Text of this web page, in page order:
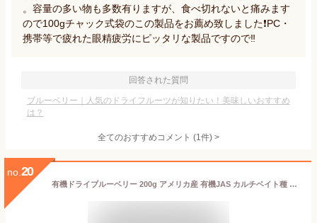
。容量の多い物も多数有りますが、食べ切れないと痛みます
ので100gチャック式袋のこの製品をお薦め致しました❗️PC・
携帯等で疲れた眼精疲労にピッタリな製品ですので‼️
回答された質問
ブルーベリー｜人気のドライフルーツが知りたい！美味しいおすすめ
は？
全てのおすすめコメント (1件) >
no. 20
有機ドライブルーベリー 200g アメリカ産 有機JAS カルチベイト種 ドライフルーツ オーガニック_